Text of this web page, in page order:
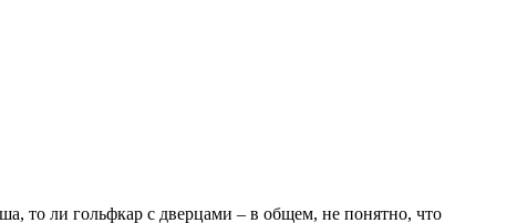
то ли гольфкар с дверцами – в общем, не понятно, что